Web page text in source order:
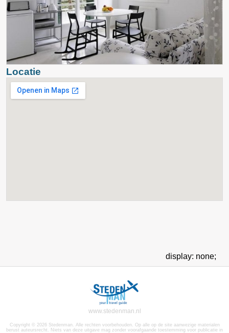
Locatie
display: none;
www.stedenman.nl
Copyright © 2026 Stedenman. Alle rechten voorbehouden. Op alle op de site aanwezige materialen
berust auteursrecht. Niets van deze uitgave mag zonder voorafgaande toestemming voor publicatie in